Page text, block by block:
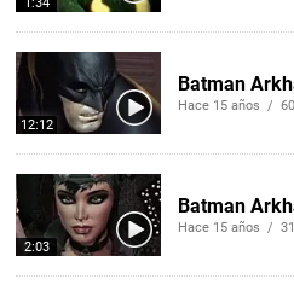
1:34
12:12
Batman
Hace 15 años /
2:03
Batman
Hace 15 años /